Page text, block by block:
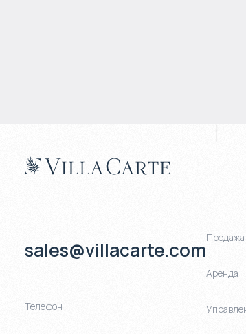
sales@villacarte.com
Телефон
Продажа
Аренда